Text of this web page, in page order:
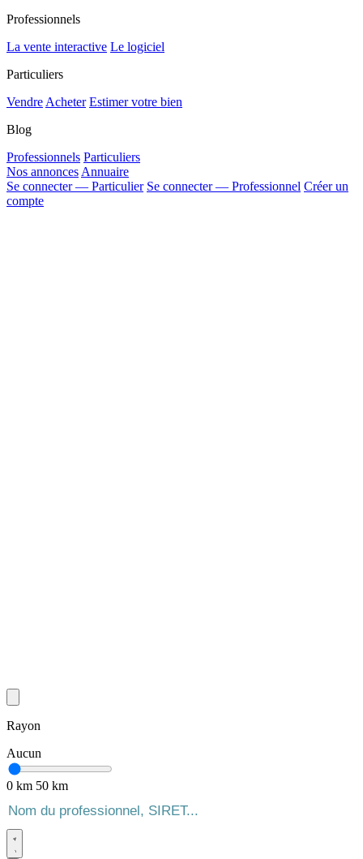
Professionnels
La vente interactive Le logiciel
Particuliers
Vendre Acheter Estimer votre bien
Blog
Professionnels Particuliers
Nos annonces Annuaire
Se connecter — Particulier Se connecter — Professionnel Créer un
compte
Rayon
Aucun
0 km 50 km